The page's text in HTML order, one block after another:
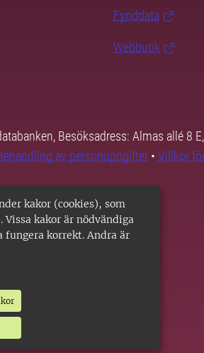
kakor (cookies), som
Vissa kakor är nödvändiga
fungera korrekt. Andra är
Fynddata
Webbutik
Besöksadress: Almas allé 8
av personuppgifter • Villkor